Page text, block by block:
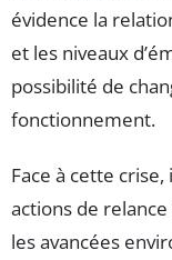
évidence la
et les niveaux
possibilité de
fonctionnement.
Face à cette
actions de
les avancées